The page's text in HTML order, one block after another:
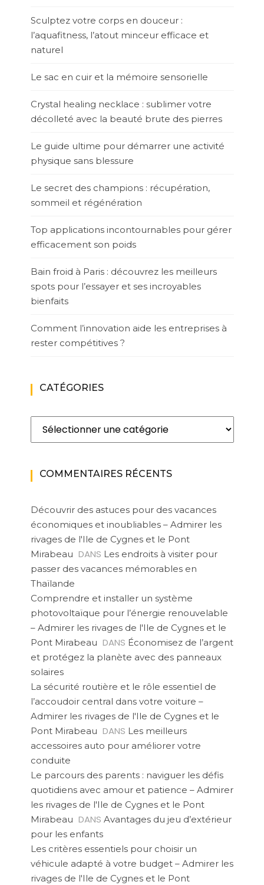
Sculptez votre corps en douceur :
l’aquafitness, l’atout minceur efficace et
naturel
Le sac en cuir et la mémoire sensorielle
Crystal healing necklace : sublimer votre
décolleté avec la beauté brute des pierres
Le guide ultime pour démarrer une activité
physique sans blessure
Le secret des champions : récupération,
sommeil et régénération
Top applications incontournables pour gérer
efficacement son poids
Bain froid à Paris : découvrez les meilleurs
spots pour l’essayer et ses incroyables
bienfaits
Comment l’innovation aide les entreprises à
rester compétitives ?
CATÉGORIES
Catégories
COMMENTAIRES RÉCENTS
Découvrir des astuces pour des vacances
économiques et inoubliables – Admirer les
rivages de l'Ile de Cygnes et le Pont
Mirabeau DANS Les endroits à visiter pour
passer des vacances mémorables en
Thaïlande
Comprendre et installer un système
photovoltaïque pour l’énergie renouvelable
– Admirer les rivages de l'Ile de Cygnes et le
Pont Mirabeau DANS Économisez de l’argent
et protégez la planète avec des panneaux
solaires
La sécurité routière et le rôle essentiel de
l’accoudoir central dans votre voiture –
Admirer les rivages de l'Ile de Cygnes et le
Pont Mirabeau DANS Les meilleurs
accessoires auto pour améliorer votre
conduite
Le parcours des parents : naviguer les défis
quotidiens avec amour et patience – Admirer
les rivages de l'Ile de Cygnes et le Pont
Mirabeau DANS Avantages du jeu d’extérieur
pour les enfants
Les critères essentiels pour choisir un
véhicule adapté à votre budget – Admirer les
rivages de l'Ile de Cygnes et le Pont